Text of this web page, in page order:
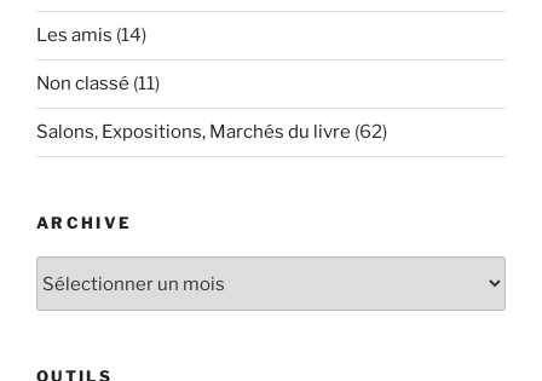
Les amis (14)
Non classé (11)
Salons, Expositions, Marchés du livre (62)
ARCHIVE
OUTILS